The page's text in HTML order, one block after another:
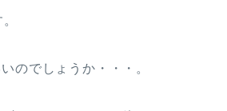
のでしょうか・・・。